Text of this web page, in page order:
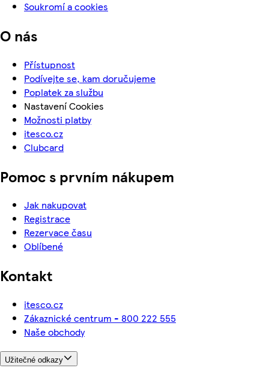
Soukromí a cookies
O nás
Přístupnost
Podívejte se, kam doručujeme
Poplatek za službu
Nastavení Cookies
Možnosti platby
itesco.cz
Clubcard
Pomoc s prvním nákupem
Jak nakupovat
Registrace
Rezervace času
Oblíbené
Kontakt
itesco.cz
Zákaznické centrum - 800 222 555
Naše obchody
Užitečné odkazy